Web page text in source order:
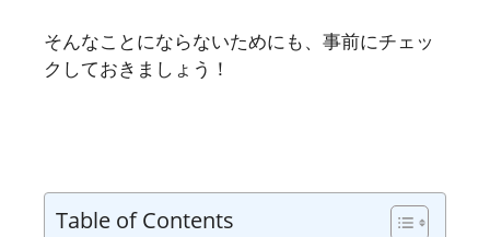
そんなことにならないためにも、事前にチェッ
クしておきましょう！
Table of Contents